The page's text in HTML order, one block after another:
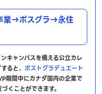
→ポスグラ→永住
ャンパスを構える公立カレ
ると、 ポストグラデュエート
期間中にカナダ国内の企業で
くことができます。